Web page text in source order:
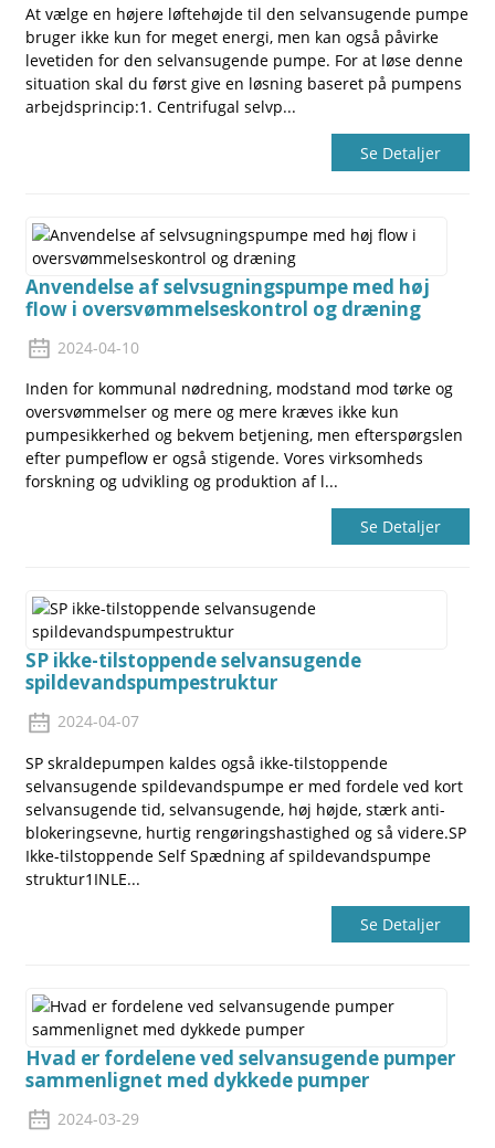
At vælge en højere løftehøjde til den selvansugende pumpe
bruger ikke kun for meget energi, men kan også påvirke
levetiden for den selvansugende pumpe. For at løse denne
situation skal du først give en løsning baseret på pumpens
arbejdsprincip:1. Centrifugal selvp...
Se Detaljer
Anvendelse af selvsugningspumpe med høj
flow i oversvømmelseskontrol og dræning
2024-04-10
Inden for kommunal nødredning, modstand mod tørke og
oversvømmelser og mere og mere kræves ikke kun
pumpesikkerhed og bekvem betjening, men efterspørgslen
efter pumpeflow er også stigende. Vores virksomheds
forskning og udvikling og produktion af l...
Se Detaljer
SP ikke-tilstoppende selvansugende
spildevandspumpestruktur
2024-04-07
SP skraldepumpen kaldes også ikke-tilstoppende
selvansugende spildevandspumpe er med fordele ved kort
selvansugende tid, selvansugende, høj højde, stærk anti-
blokeringsevne, hurtig rengøringshastighed og så videre.SP
Ikke-tilstoppende Self Spædning af spildevandspumpe
struktur1INLE...
Se Detaljer
Hvad er fordelene ved selvansugende pumper
sammenlignet med dykkede pumper
2024-03-29